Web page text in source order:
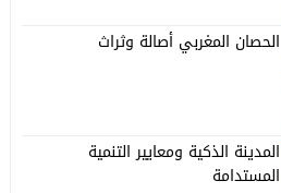
الحصان المغربي أصالة وثراث
المدينة الذكية ومعايير التنمية
المستدامة